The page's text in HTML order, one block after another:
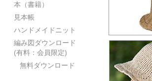
本（書籍）
見本帳
ハンドメイドニット
編み図ダウンロード
(有料：会員限定)
無料ダウンロード